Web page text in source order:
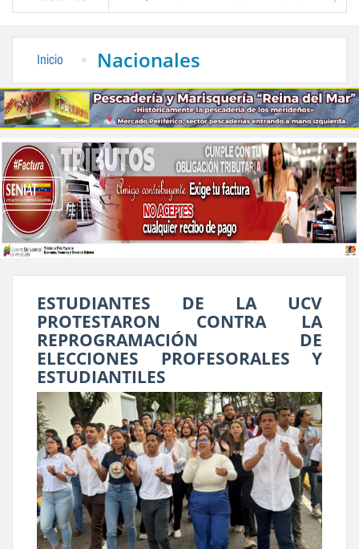
Inicio Nacionales
ESTUDIANTES DE LA UCV
PROTESTARON CONTRA LA
REPROGRAMACIÓN DE
ELECCIONES PROFESORALES Y
ESTUDIANTILES